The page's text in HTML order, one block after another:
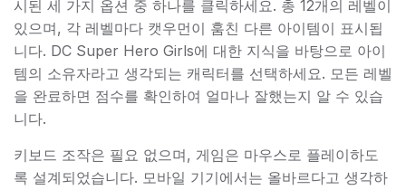
시된 세 가지 옵션 중 하나를 클릭하세요. 총 12개의 레벨이
있으며, 각 레벨마다 캣우먼이 훔친 다른 아이템이 표시됩
니다. DC Super Hero Girls에 대한 지식을 바탕으로 아이
템의 소유자라고 생각되는 캐릭터를 선택하세요. 모든 레벨
을 완료하면 점수를 확인하여 얼마나 잘했는지 알 수 있습
니다.
키보드 조작은 필요 없으며, 게임은 마우스로 플레이하도
록 설계되었습니다. 모바일 기기에서는 올바르다고 생각하